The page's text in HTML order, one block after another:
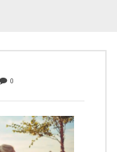
0